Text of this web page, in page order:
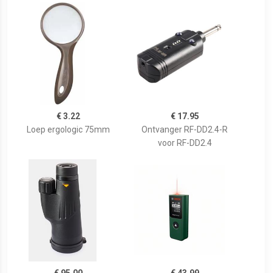
€ 3.22
Loep ergologic 75mm
€ 17.95
Ontvanger RF-DD2.4-R
voor RF-DD2.4